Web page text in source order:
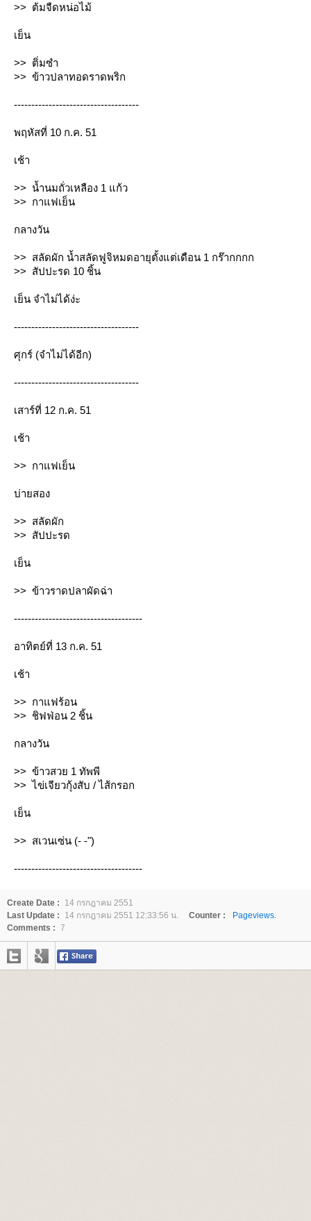
>> ต้มจืดหน่อไม้
เย็น
>> ติ่มซำ
>> ข้าวปลาทอดราดพริก
------------------------------------
พฤหัสที่ 10 ก.ค. 51
เช้า
>> น้ำนมถั่วเหลือง 1 แก้ว
>> กาแฟเย็น
กลางวัน
>> สลัดผัก น้ำสลัดฟูจิหมดอายุตั้งแต่เดือน 1 กร๊ากกกก
>> สัปปะรด 10 ชิ้น
เย็น จำไม่ได้ง่ะ
------------------------------------
ศุกร์ (จำไม่ได้อีก)
------------------------------------
เสาร์ที่ 12 ก.ค. 51
เช้า
>> กาแฟเย็น
บ่ายสอง
>> สลัดผัก
>> สัปปะรด
เย็น
>> ข้าวราดปลาผัดฉ่า
-------------------------------------
อาทิตย์ที่ 13 ก.ค. 51
เช้า
>> กาแฟร้อน
>> ชิฟฟ่อน 2 ชิ้น
กลางวัน
>> ข้าวสวย 1 ทัพพี
>> ไข่เจียวกุ้งสับ / ไส้กรอก
เย็น
>> สเวนเซ่น (- -")
-------------------------------------
Create Date :
14 กรกฎาคม 2551
Last Update :
14 กรกฎาคม 2551 12:33:56 น. Counter :
Pageviews.
Comments : 7